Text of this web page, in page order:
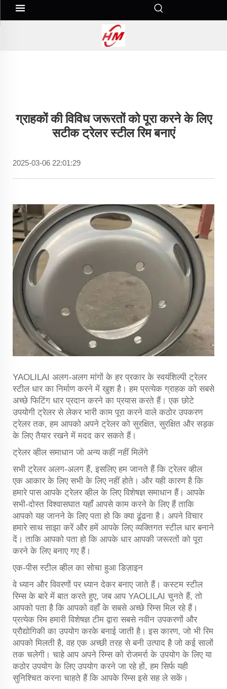
ग्राहकों की विविध जरूरतों को पूरा करने के लिए
सटीक ट्रेलर स्टील रिम बनाएं
2025-03-06 22:01:29
YAOLILAI अलग-अलग मांगों के हर प्रकार के स्वयंशिल्पी ट्रेलर
स्टील धार का निर्माण करने में खुश है। हम प्रत्येक ग्राहक को सबसे
अच्छे फिटिंग धार प्रदान करने का प्रयास करते हैं। एक छोटे
उपयोगी ट्रेलर से लेकर भारी काम पूरा करने वाले कठोर उपकरण
ट्रेलर तक, हम आपको अपने ट्रेलर को सुरक्षित, सुरक्षित और सड़क
के लिए तैयार रखने में मदद कर सकते हैं।
ट्रेलर व्हील समाधान जो अन्य कहीं नहीं मिलेंगे
सभी ट्रेलर अलग-अलग हैं, इसलिए हम जानते हैं कि ट्रेलर व्हील
एक आकार के लिए सभी के लिए नहीं होते। और यही कारण है कि
हमारे पास आपके ट्रेलर व्हील के लिए विशेषज्ञ समाधान हैं। आपके
सभी-दोस्त विश्वासघात यहाँ आपसे काम करने के लिए हैं ताकि
आपको यह जानने के लिए पता हो कि क्या ढूंढना है। अपने विचार
हमारे साथ साझा करें और हमें आपके लिए व्यक्तिगत स्टील धार बनाने
दें। ताकि आपको पता हो कि आपके धार आपकी जरूरतों को पूरा
करने के लिए बनाए गए हैं।
एक-पीस स्टील व्हील का सोचा हुआ डिज़ाइन
वे ध्यान और विवरणों पर ध्यान देकर बनाए जाते हैं। कस्टम स्टील
रिम्स के बारे में बात करते हुए, जब आप YAOLILAI चुनते हैं, तो
आपको पता है कि आपको वहाँ के सबसे अच्छे रिम्स मिल रहे हैं।
प्रत्येक रिम हमारी विशेषज्ञ टीम द्वारा सबसे नवीन उपकरणों और
प्रौद्योगिकी का उपयोग करके बनाई जाती है। इस कारण, जो भी रिम
आपको मिलती है, वह एक अच्छी तरह से बनी उत्पाद है जो कई सालों
तक चलेगी। चाहे आप अपने रिम्स को रोजमर्रा के उपयोग के लिए या
कठोर उपयोग के लिए उपयोग करने जा रहे हों, हम सिर्फ यही
सुनिश्चित करना चाहते हैं कि आपके रिम्स इसे सह ले सकें।